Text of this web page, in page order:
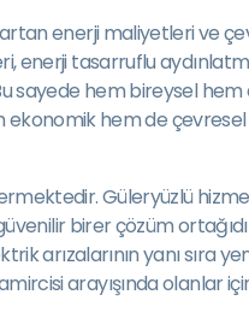
enerji maliyetleri ve
tasarruflu
sayede hem bireysel
hem de
Güleryüzlü
birer çözüm
arızalarının yanı sıra
arayışında olanlar